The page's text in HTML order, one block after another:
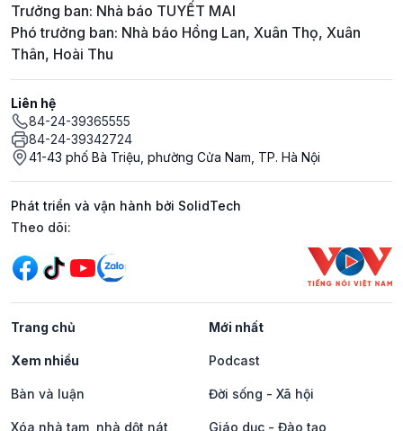
Trưởng ban: Nhà báo TUYẾT MAI
Phó trưởng ban: Nhà báo Hồng Lan, Xuân Thọ, Xuân
Thân, Hoài Thu
Liên hệ
84-24-39365555
84-24-39342724
41-43 phố Bà Triệu, phường Cửa Nam, TP. Hà Nội
Phát triển và vận hành bởi SolidTech
Mạng xã hội
Theo dõi:
Trang chủ Mới nhất
Xem nhiều Podcast
Bàn và luận Đời sống - Xã hội
Xóa nhà tạm, nhà dột nát Giáo dục - Đào tạo